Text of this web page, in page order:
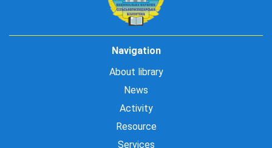
Navigation
About library
News
Activity
Resource
Services